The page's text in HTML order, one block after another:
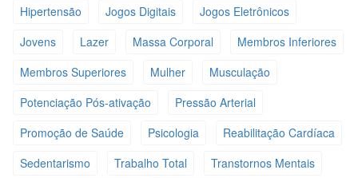
Hipertensão
Jogos Digitais
Jogos Eletrônicos
Jovens
Lazer Massa Corporal
Membros Inferiores
Membros Superiores
Mulher
Musculação
Potenciação Pós-ativação
Pressão Arterial
Promoção de Saúde
Psicologia
Reabilitação Cardíaca
Sedentarismo
Trabalho Total
Transtornos Mentais